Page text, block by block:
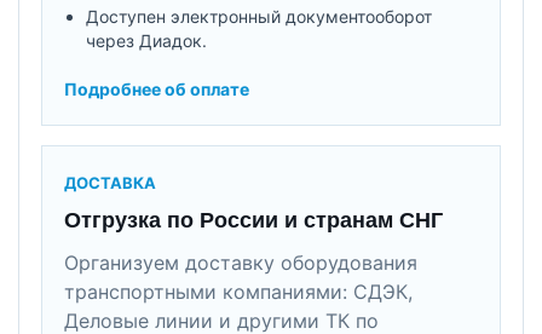
Доступен электронный документооборот
через Диадок.
Подробнее об оплате
ДОСТАВКА
Отгрузка по России и странам СНГ
Организуем доставку оборудования
транспортными компаниями: СДЭК,
Деловые линии и другими ТК по